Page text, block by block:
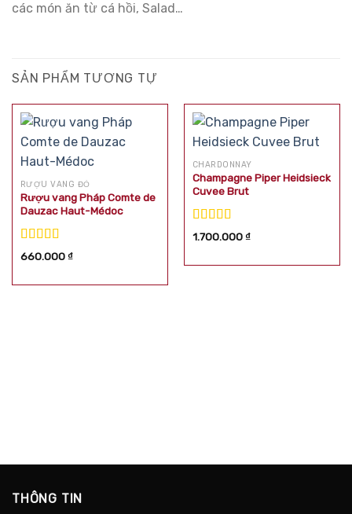
các món ăn từ cá hồi, Salad…
SẢN PHẨM TƯƠNG TỰ
RƯỢU VANG ĐỎ
Rượu vang Pháp Comte de
Dauzac Haut-Médoc
Được xếp
660.000₫
CHARDONNAY
Champagne Piper Heidsieck
Cuvee Brut
Được xếp
1.700.000₫
THÔNG TIN